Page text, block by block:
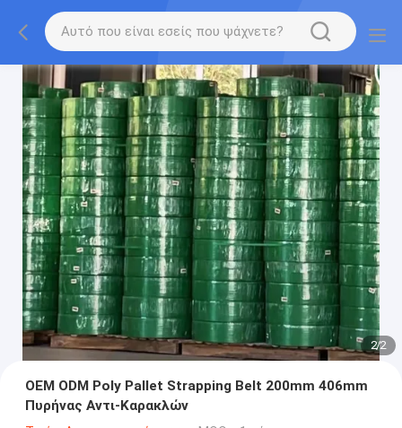
2/2
OEM ODM Poly Pallet Strapping Belt 200mm 406mm
Πυρήνας Αντι-Καρακλών